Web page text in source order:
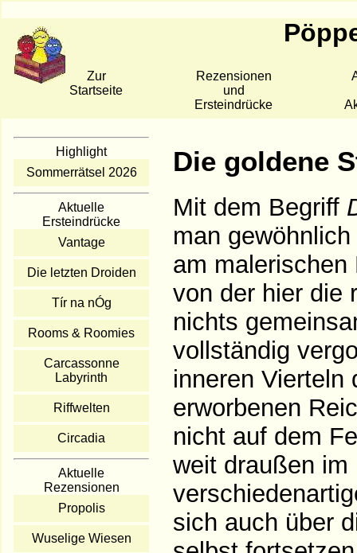
Zur
Startseite
Rezensionen
und
Ersteindrücke
Highlight
Sommerrätsel 2026
Aktuelle
Ersteindrücke
Vantage
Die letzten Droiden
Tír na nÓg
Rooms & Roomies
Carcassonne
Labyrinth
Riffwelten
Circadia
Aktuelle
Rezensionen
Propolis
Wuselige Wiesen
Die goldene
Mit dem Begriff
man
am malerischen
von der hier die
nichts
vollständig
inneren Vierteln
erworbenen
nicht auf dem
weit draußen
sich auch über